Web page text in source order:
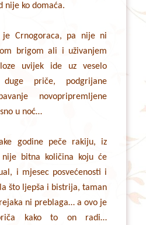
nije ko domaća.
je Crnogoraca, pa nije ni
brigom ali i uživanjem
uvijek ide uz veselo
priče, podgrijane
novopripremljene
u noć…
godine peče rakiju, iz
nije bitna količina koju će
i mjesec posvećenosti i
što ljepša i bistrija, taman
ni preblaga… a ovo je
kako to on radi…